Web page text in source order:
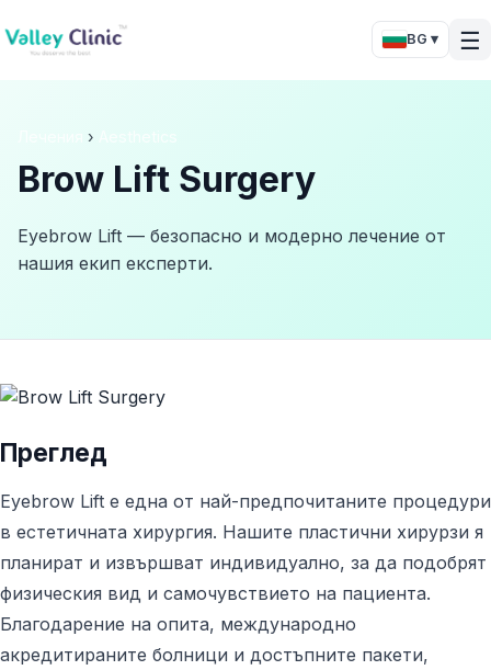
BG ▾ ☰
›
Brow Lift Surgery
Eyebrow Lift — безопасно и модерно лечение от
нашия екип експерти.
Преглед
Eyebrow Lift е една от най-предпочитаните процедури
в естетичната хирургия. Нашите пластични хирурзи я
планират и извършват индивидуално, за да подобрят
физическия вид и самочувствието на пациента.
Благодарение на опита, международно
акредитираните болници и достъпните пакети,